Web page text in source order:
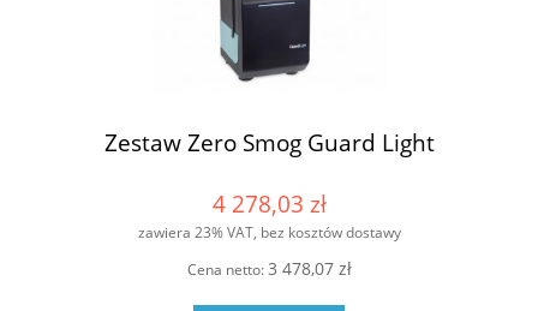
Zestaw Zero Smog Guard Light
4 278,03 zł
zawiera 23% VAT, bez kosztów dostawy
Cena netto:3 478,07 zł